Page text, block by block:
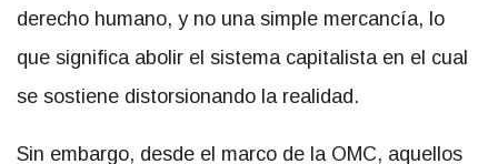
derecho humano, y no una simple mercancía, lo
que significa abolir el sistema capitalista en el cual
se sostiene distorsionando la realidad.
Sin embargo, desde el marco de la OMC, aquellos